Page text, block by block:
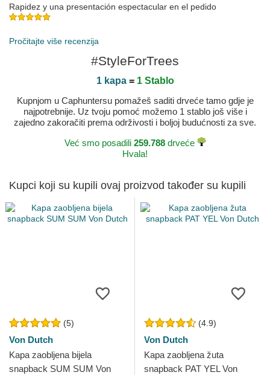
Rapidez y una presentación espectacular en el pedido
Pročitajte više recenzija
#StyleForTrees
1 kapa= 1 Stablo
Kupnjom u Caphuntersu pomažeš saditi drveće tamo gdje je
najpotrebnije. Uz tvoju pomoć možemo 1 stablo još više i
zajedno zakoračiti prema održivosti i boljoj budućnosti za sve.
Već smo posadili 259.788drveće
Hvala!
Kupci koji su kupili ovaj proizvod također su kupili
(5)
Von Dutch
Kapa zaobljena bijela
snapback SUM SUM Von
(4.9)
Von Dutch
Kapa zaobljena žuta
snapback PAT YEL Von